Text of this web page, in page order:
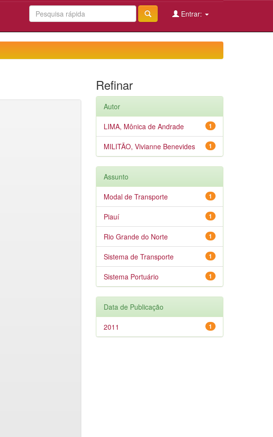
Entrar:
Refinar
Autor
1
LIMA, Mônica de Andrade
1
MILITÃO, Vivianne Benevides
Assunto
1
Modal de Transporte
1
Piauí
1
Rio Grande do Norte
1
Sistema de Transporte
1
Sistema Portuário
Data de Publicação
1
2011